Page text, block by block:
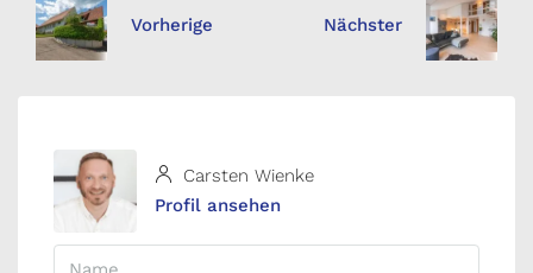
Vorherige Nächster
Carsten Wienke
Profil ansehen